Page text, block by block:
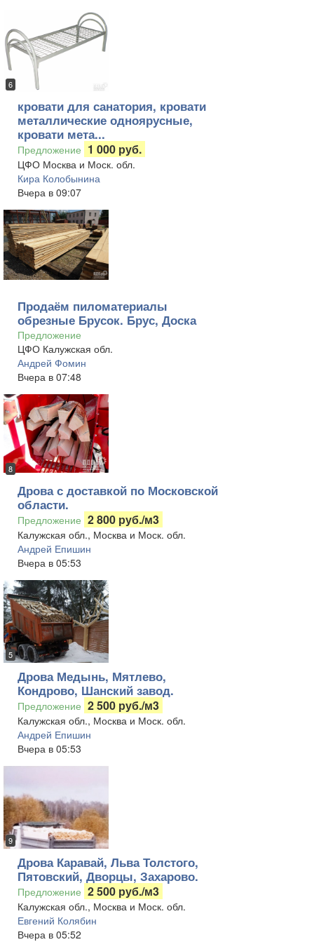
6
кровати для санатория, кровати
металлические одноярусные,
кровати мета...
Предложение 1 000 руб.
ЦФО Москва и Моск. обл.
Кира Колобынина
Вчера в 09:07
Продаём пиломатериалы
обрезные Брусок. Брус, Доска
Предложение
ЦФО Калужская обл.
Андрей Фомин
Вчера в 07:48
8
Дрова с доставкой по Московской
области.
Предложение 2 800 руб./м3
Калужская обл., Москва и Моск. обл.
Андрей Епишин
Вчера в 05:53
5
Дрова Медынь, Мятлево,
Кондрово, Шанский завод.
Предложение 2 500 руб./м3
Калужская обл., Москва и Моск. обл.
Андрей Епишин
Вчера в 05:53
9
Дрова Каравай, Льва Толстого,
Пятовский, Дворцы, Захарово.
Предложение 2 500 руб./м3
Калужская обл., Москва и Моск. обл.
Евгений Колябин
Вчера в 05:52